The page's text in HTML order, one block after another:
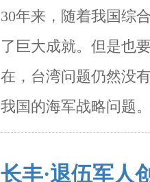
30年来，随着我国综
了巨大成就。但是也
在，台湾问题仍然没
我国的海军战略问题
长丰·退伍军人